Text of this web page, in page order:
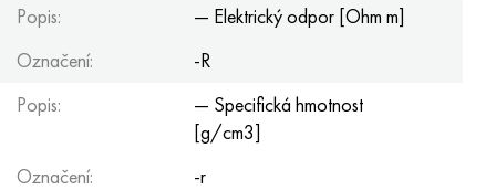
Popis:
— Elektrický odpor [Ohm m]
Označení:
-R
Popis:
— Specifická hmotnost
[g/cm3]
Označení:
-r